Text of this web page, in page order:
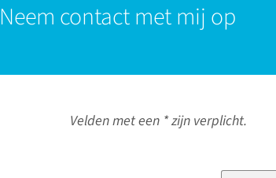
Neem contact met mij op
Velden met een * zijn verplicht.